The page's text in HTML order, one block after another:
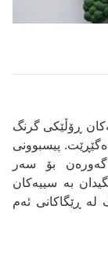
ڕۆڵێکی گرنگ
پیسبوونی
گەورەن بۆ سەر
بە سییەکان
لە ڕێگاکانی ئەم